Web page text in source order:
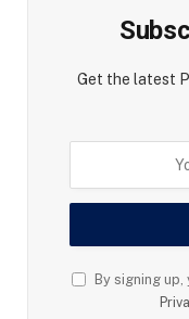
Get the latest
By signing